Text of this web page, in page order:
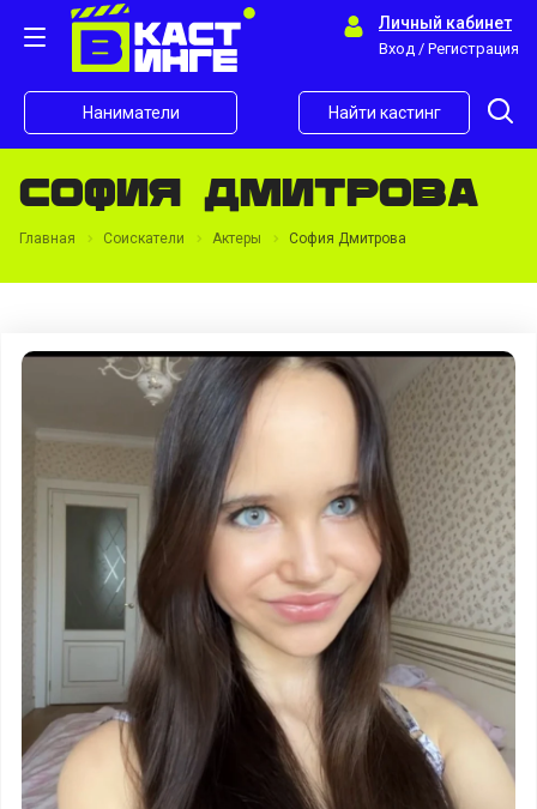
Личный кабинет
Вход / Регистрация
Наниматели Найти кастинг
София Дмитрова
Главная Соискатели Актеры София Дмитрова